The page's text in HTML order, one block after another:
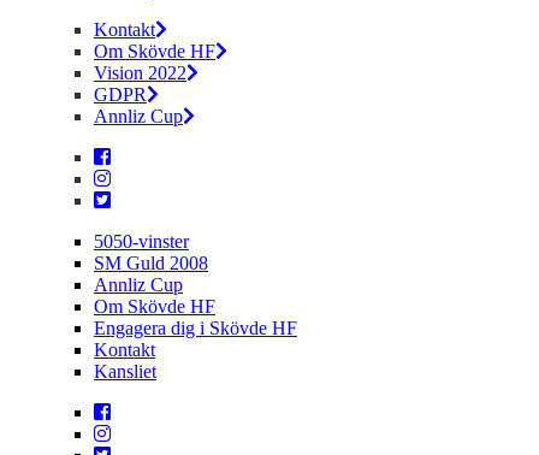
Kontakt
Om Skövde HF
Vision 2022
GDPR
Annliz Cup
5050-vinster
SM Guld 2008
Annliz Cup
Om Skövde HF
Engagera dig i Skövde HF
Kontakt
Kansliet